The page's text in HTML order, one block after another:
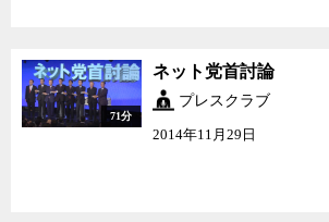
71分
ネット党首討論
プレスクラブ
2014年11月29日